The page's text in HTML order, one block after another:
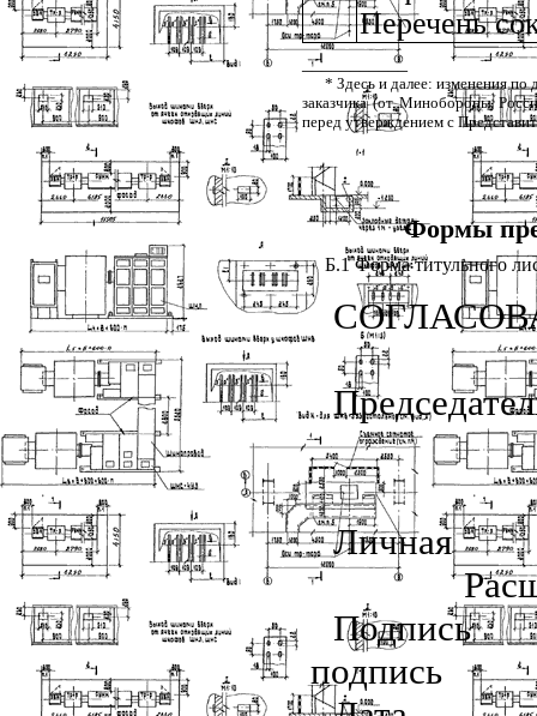
Перечень
___________
* Здесь и далее: изменения по
заказчика (от Минобороны
перед утверждением с
Формы
Б.1 Форма титульного
Личная
Подпись
подпись